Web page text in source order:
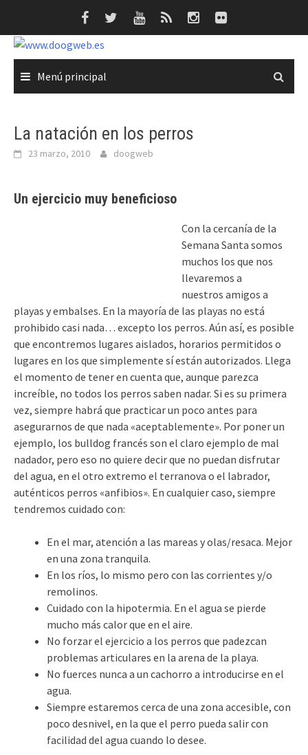
contenido
Menú principal
La natación en los perros
23 marzo, 2010 doogweb
Un ejercicio muy beneficioso
Con la cercanía de la
Semana Santa somos
muchos los que nos
llevaremos a
nuestros amigos a
playas y embalses. En la mayoría de las playas no está
prohibido casi nada… excepto los perros. Aún así, es posible
que encontremos lugares aislados, horarios permitidos o
lugares en los que simplemente sí están autorizados. Llega
el momento de tener en cuenta que, aunque parezca
increíble, no todos los perros saben nadar. Si es su primera
vez, siempre habrá que practicar un poco antes para
asegurarnos de que nada «aceptablemente». Por poner un
ejemplo, los bulldog francés son el claro ejemplo de mal
nadador, pero eso no quiere decir que no puedan disfrutar
del agua, en el otro extremo el terranova o el labrador,
auténticos perros «anfibios». En cualquier caso, siempre
tendremos cuidado con:
En el mar, atención a las mareas y olas/resaca. Mejor
en una zona tranquila.
En los ríos, lo mismo pero con las corrientes y/o
remolinos.
Cuidado con la hipotermia. En el agua se pierde
mucho más calor que en el aire.
No forzar el ejercicio a los perros que padezcan
problemas articulares en la arena de la playa.
No fuerces nunca a un cachorro a introducirse en el
agua.
Siempre estaremos cerca de una zona accesible, con
poco desnivel, en la que el perro pueda salir con
facilidad del agua cuando lo desee.